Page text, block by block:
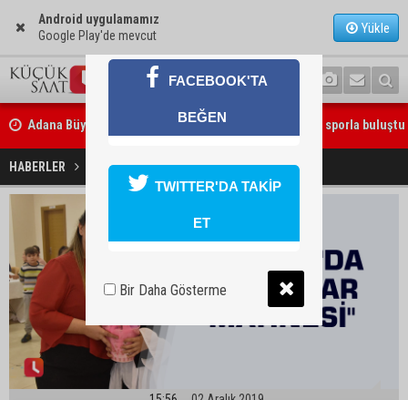
Android uygulamamız
Google Play'de mevcut
Yükle
Adana Büyükşehir Yaz Spor Okulları’nda 30 bin çocuk sporla buluştu
Beşiktaş dosyasında iki tahliye: Özcan Zenger ve Utku Caner
bırakıldı
HABERLER YAŞAM Ceyhan'da "Kadınlar Matinesi"
FACEBOOK'TA
BEĞEN
TWITTER'DA TAKİP
ET
Bir Daha Gösterme